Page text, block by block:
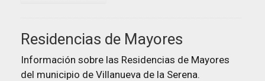
Residencias de Mayores
Información sobre las Residencias de Mayores
del municipio de Villanueva de la Serena.